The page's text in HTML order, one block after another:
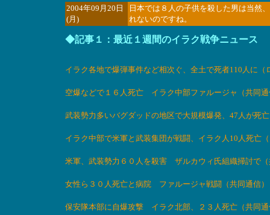
2004年09月20日
(月)
日本では８人の子供を殺した男は当然
れないのですね。
◆記事１：最近１週間のイラク戦争ニュース
イラク各地で爆弾事件など相次ぐ、全土で死者110人に（
空爆などで１６人死亡 イラク中部ファルージャ（共同通
武装勢力多いバグダッドの地区で大規模爆発、47人が死
イラク中部で米軍と武装集団が戦闘、イラク人10人死亡
米軍、武装勢力６０人を殺害 ザルカウィ氏組織掃討で（
女性ら３０人死亡と病院 ファルージャ戦闘（共同通信）
保安隊本部に自爆攻撃 イラク北部、２３人死亡（共同通